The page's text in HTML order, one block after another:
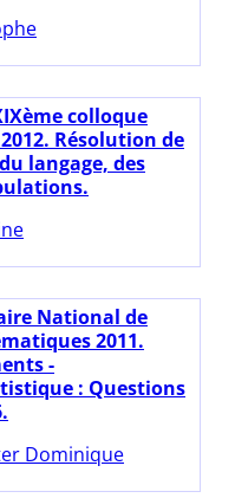
colloque
Résolution de
langage, des
National de
2011.
-
: Questions
Dominique